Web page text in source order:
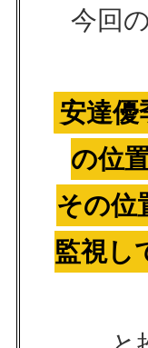
今回
安達優
の位
その位
監視し